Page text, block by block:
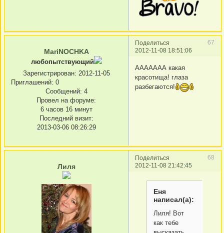
Поделиться
67
2012-11-08 18:51:06
MariNOCHKA
любопытствующий
Зарегистрирован: 2012-11-05
Приглашений: 0
Сообщений: 4
Провел на форуме:
6 часов 16 минут
Последний визит:
2013-03-06 08:26:29
ААААААА какая
красотища! глаза
разбегаются!
Поделиться
68
2012-11-08 21:42:45
Лиля
Еня
написал(а):
Лиля! Вот
как тебе